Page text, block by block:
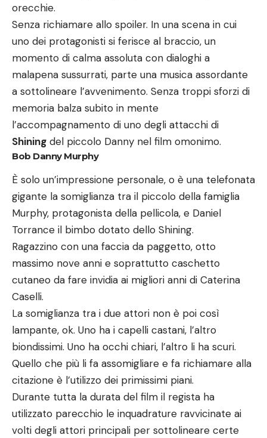
orecchie.
Senza richiamare allo spoiler. In una scena in cui
uno dei protagonisti si ferisce al braccio, un
momento di calma assoluta con dialoghi a
malapena sussurrati, parte una musica assordante
a sottolineare l’avvenimento. Senza troppi sforzi di
memoria balza subito in mente
l’accompagnamento di uno degli attacchi di
Shining del piccolo Danny nel film omonimo.
Bob Danny Murphy
È solo un’impressione personale, o è una telefonata
gigante la somiglianza tra il piccolo della famiglia
Murphy, protagonista della pellicola, e Daniel
Torrance il bimbo dotato dello Shining.
Ragazzino con una faccia da paggetto, otto
massimo nove anni e soprattutto caschetto
cutaneo da fare invidia ai migliori anni di Caterina
Caselli.
La somiglianza tra i due attori non è poi così
lampante, ok. Uno ha i capelli castani, l’altro
biondissimi. Uno ha occhi chiari, l’altro li ha scuri.
Quello che più li fa assomigliare e fa richiamare alla
citazione è l’utilizzo dei primissimi piani.
Durante tutta la durata del film il regista ha
utilizzato parecchio le inquadrature ravvicinate ai
volti degli attori principali per sottolineare certe